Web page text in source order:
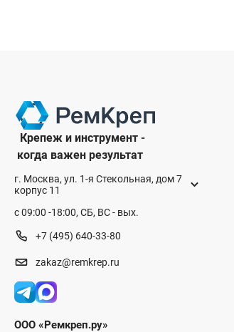
Крепеж и инструмент -
когда важен результат
г. Москва, ул. 1-я Стекольная, дом 7
корпус 11
с 09:00 -18:00, СБ, ВС - вых.
+7 (495) 640-33-80
zakaz@remkrep.ru
ООО «Ремкреп.ру»